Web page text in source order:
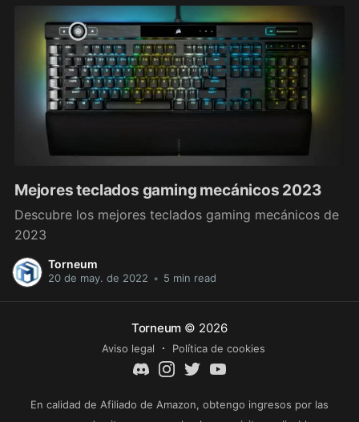
Mejores teclados gaming mecánicos 2023
Descubre los mejores teclados gaming mecánicos de
2023
Torneum
20 de may. de 2022 • 5 min read
Torneum © 2026
Aviso legal Política de cookies
En calidad de Afiliado de Amazon, obtengo ingresos por las